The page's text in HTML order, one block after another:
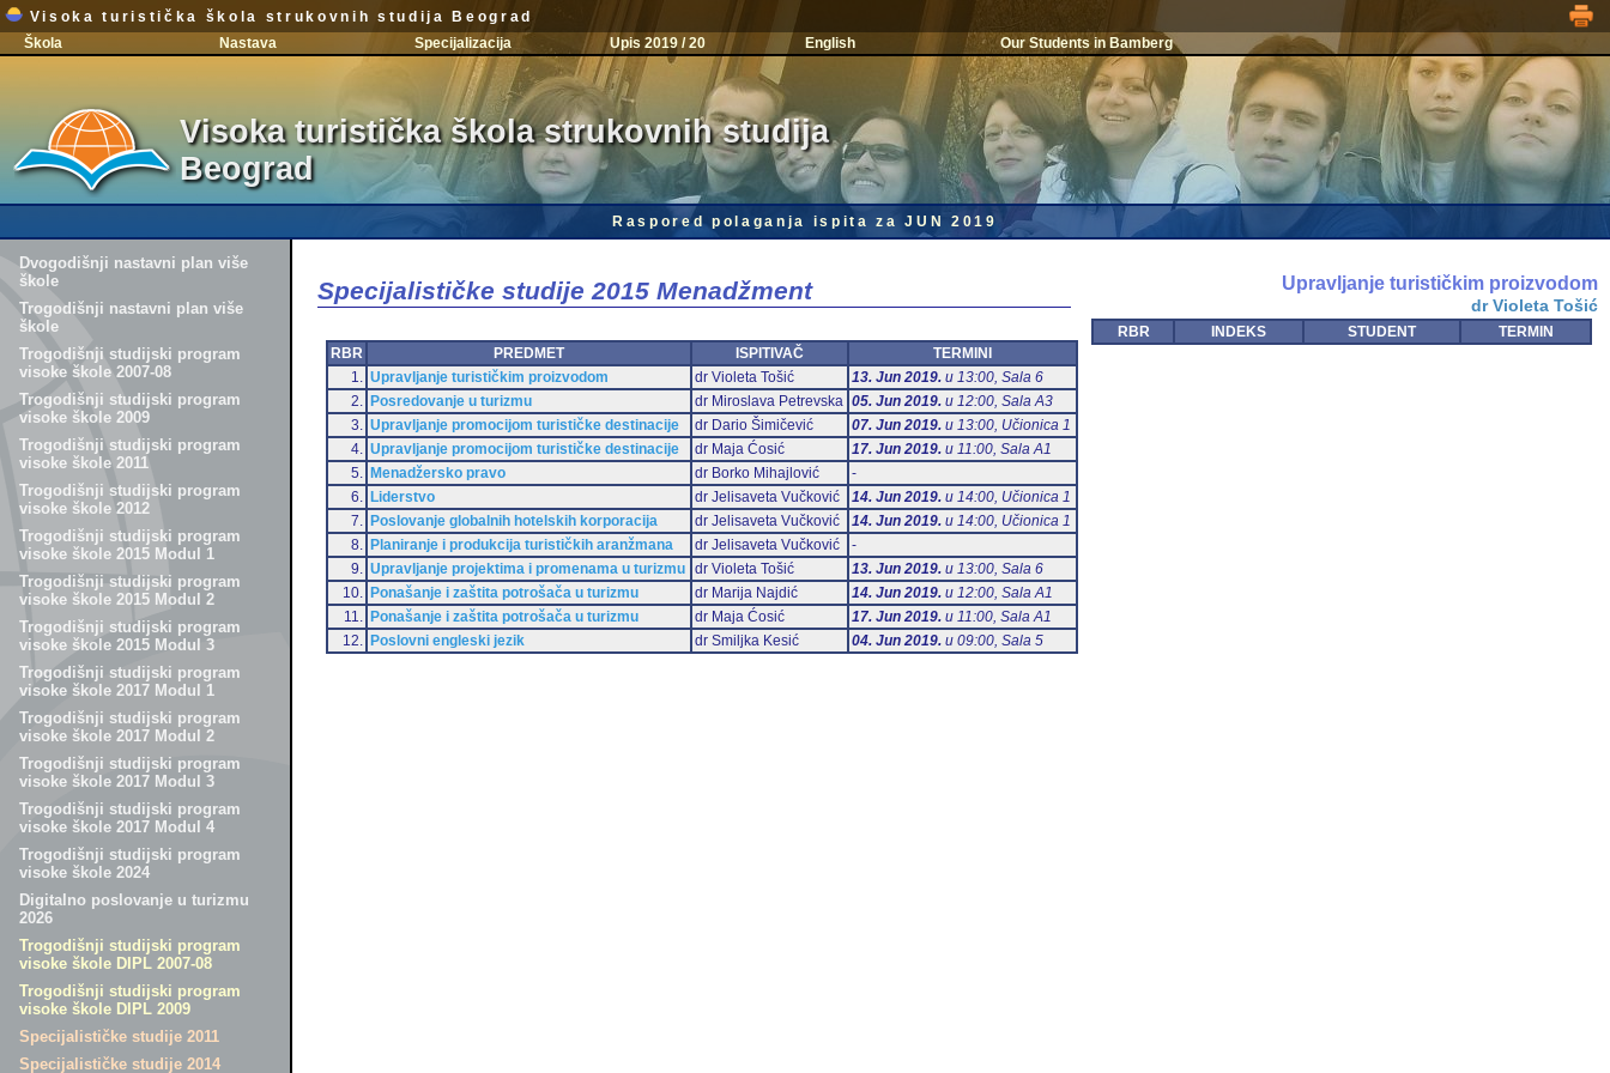
Visoka turistička škola strukovnih studija Beograd
Škola
Nastava Specijalizacija Upis 2019 / 20 English Our Students in Bamberg
Visoka turistička škola strukovnih studija
Beograd
Raspored polaganja ispita za JUN 2019
Dvogodišnji nastavni plan više
škole
Trogodišnji nastavni plan više
škole
Trogodišnji studijski program
visoke škole 2007-08
Trogodišnji studijski program
visoke škole 2009
Trogodišnji studijski program
visoke škole 2011
Trogodišnji studijski program
visoke škole 2012
Trogodišnji studijski program
visoke škole 2015 Modul 1
Trogodišnji studijski program
visoke škole 2015 Modul 2
Trogodišnji studijski program
visoke škole 2015 Modul 3
Trogodišnji studijski program
visoke škole 2017 Modul 1
Trogodišnji studijski program
visoke škole 2017 Modul 2
Trogodišnji studijski program
visoke škole 2017 Modul 3
Trogodišnji studijski program
visoke škole 2017 Modul 4
Trogodišnji studijski program
visoke škole 2024
Digitalno poslovanje u turizmu
2026
Trogodišnji studijski program
visoke škole DIPL 2007-08
Trogodišnji studijski program
visoke škole DIPL 2009
Specijalističke studije 2011
Specijalističke studije 2014
Specijalističke studije 2015 Menadžment
RBR PREDMET ISPITIVAČ
TERMINI
1.
Upravljanje turističkim proizvodom dr Violeta Tošić 13. Jun 2019.u 13:00, Sala 6
2.
Posredovanje u turizmu dr Miroslava Petrevska 05. Jun 2019.u 12:00, Sala А3
3.
Upravljanje promocijom turističke destinacije dr Dario Šimičević 07. Jun 2019.u 13:00, Učionica 1
4.
Upravljanje promocijom turističke destinacije dr Maja Ćosić 17. Jun 2019.u 11:00, Sala А1
5.
Menadžersko pravo dr Borko Mihajlović
-
6.
Liderstvo dr Jelisaveta Vučković 14. Jun 2019.u 14:00, Učionica 1
7.
Poslovanje globalnih hotelskih korporacija dr Jelisaveta Vučković 14. Jun 2019.u 14:00, Učionica 1
8.
Planiranje i produkcija turističkih aranžmana dr Jelisaveta Vučković
-
9.
Upravljanje projektima i promenama u turizmu dr Violeta Tošić 13. Jun 2019.u 13:00, Sala 6
10.
Ponašanje i zaštita potrošača u turizmu dr Marija Najdić 14. Jun 2019.u 12:00, Sala А1
11.
Ponašanje i zaštita potrošača u turizmu dr Maja Ćosić 17. Jun 2019.u 11:00, Sala А1
12.
Poslovni engleski jezik dr Smiljka Kesić 04. Jun 2019.u 09:00, Sala 5
Upravljanje turističkim proizvodom
dr Violeta Tošić
RBR INDEKS STUDENT TERMIN